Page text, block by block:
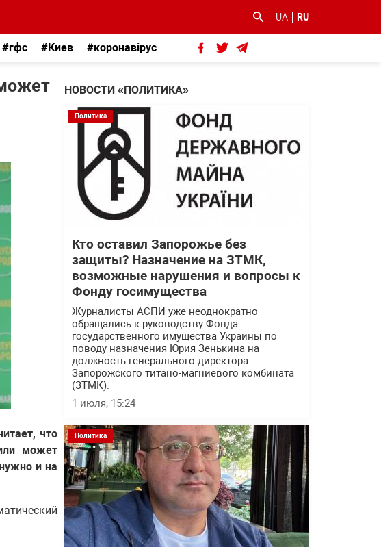
UA RU
#гфс #Киев #коронавірус
что
может
и на
НОВОСТИ «ПОЛИТИКА»
Политика
Кто оставил Запорожье без
защиты? Назначение на ЗТМК,
возможные нарушения и вопросы к
Фонду госимущества
Журналисты АСПИ уже неоднократно
обращались к руководству Фонда
государственного имущества Украины по
поводу назначения Юрия Зенькина на
должность генерального директора
Запорожского титано-магниевого комбината
(ЗТМК).
1 июля, 15:24
Политика